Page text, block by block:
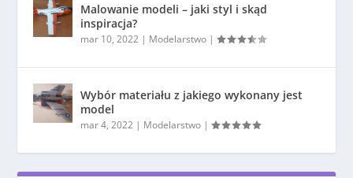
Malowanie modeli – jaki styl i skąd
inspiracja?
mar 10, 2022 | Modelarstwo |
Wybór materiału z jakiego wykonany jest
model
mar 4, 2022 | Modelarstwo |